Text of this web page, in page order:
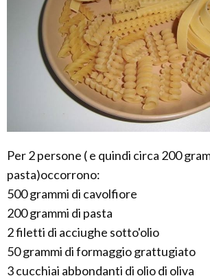
Per 2 persone ( e quindi circa 200
pasta)occorrono:
500 grammi di cavolfiore
200 grammi di pasta
2 filetti di acciughe sotto'olio
50 grammi di formaggio grattugiato
3 cucchiai abbondanti di olio di oliva